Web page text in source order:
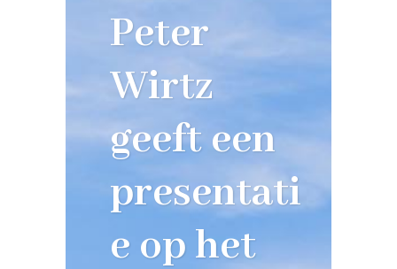
Peter
Wirtz
geeft een
presentati
e op het